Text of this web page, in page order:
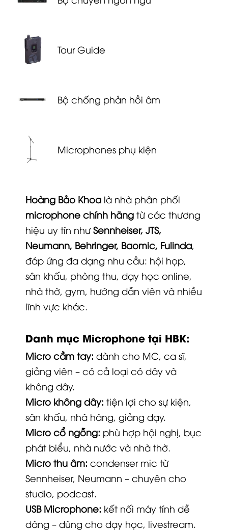
Tour Guide
Bộ chống phản hồi âm
Microphones phụ kiện
Hoàng Bảo Khoalà nhà phân phối
microphone chính hãngtừ các thương
hiệu uy tín nhưSennheiser, JTS,
Neumann, Behringer, Baomic, Fulinda,
đáp ứng đa dạng nhu cầu: hội họp,
sân khấu, phòng thu, dạy học online,
nhà thờ, gym, hướng dẫn viên và nhiều
lĩnh vực khác.
Danh mục Microphone tại HBK:
Micro cầm tay: dành cho MC, ca sĩ,
giảng viên – có cả loại có dây và
không dây.
Micro không dây: tiện lợi cho sự kiện,
sân khấu, nhà hàng, giảng dạy.
Micro cổ ngỗng: phù hợp hội nghị, bục
phát biểu, nhà nước và nhà thờ.
Micro thu âm: condenser mic từ
Sennheiser, Neumann – chuyên cho
studio, podcast.
USB Microphone: kết nối máy tính dễ
dàng – dùng cho dạy học, livestream.